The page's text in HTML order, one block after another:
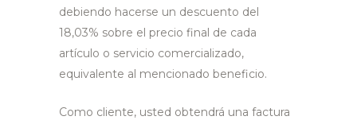
debiendo hacerse un descuento del
18,03% sobre el precio final de cada
artículo o servicio comercializado,
equivalente al mencionado beneficio.
Como cliente, usted obtendrá una factura